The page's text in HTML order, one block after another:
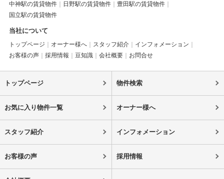
中神駅の賃貸物件
日野駅の賃貸物件
豊田駅の賃貸物件
国立駅の賃貸物件
当社について
トップページ オーナー様へ スタッフ紹介
インフォメーション
お客様の声
採用情報 豆知識 会社概要 お問合せ
トップページ 物件検索
お気に入り物件一覧 オーナー様へ
スタッフ紹介 インフォメーション
お客様の声 採用情報